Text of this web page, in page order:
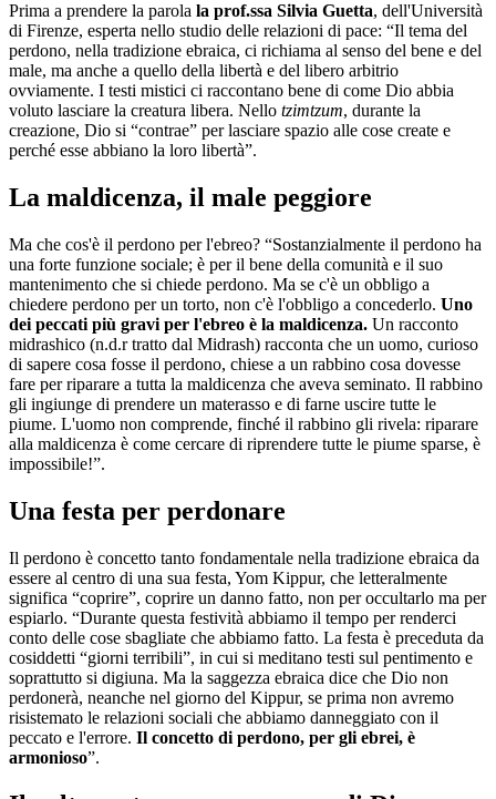
Prima a prendere la parola la prof.ssa Silvia Guetta, dell'Università
di Firenze, esperta nello studio delle relazioni di pace: “Il tema del
perdono, nella tradizione ebraica, ci richiama al senso del bene e del
male, ma anche a quello della libertà e del libero arbitrio
ovviamente. I testi mistici ci raccontano bene di come Dio abbia
voluto lasciare la creatura libera. Nello tzimtzum, durante la
creazione, Dio si “contrae” per lasciare spazio alle cose create e
perché esse abbiano la loro libertà”.
La maldicenza, il male peggiore
Ma che cos'è il perdono per l'ebreo? “Sostanzialmente il perdono ha
una forte funzione sociale; è per il bene della comunità e il suo
mantenimento che si chiede perdono. Ma se c'è un obbligo a
chiedere perdono per un torto, non c'è l'obbligo a concederlo. Uno
dei peccati più gravi per l'ebreo è la maldicenza. Un racconto
midrashico (n.d.r tratto dal Midrash) racconta che un uomo, curioso
di sapere cosa fosse il perdono, chiese a un rabbino cosa dovesse
fare per riparare a tutta la maldicenza che aveva seminato. Il rabbino
gli ingiunge di prendere un materasso e di farne uscire tutte le
piume. L'uomo non comprende, finché il rabbino gli rivela: riparare
alla maldicenza è come cercare di riprendere tutte le piume sparse, è
impossibile!”.
Una festa per perdonare
Il perdono è concetto tanto fondamentale nella tradizione ebraica da
essere al centro di una sua festa, Yom Kippur, che letteralmente
significa “coprire”, coprire un danno fatto, non per occultarlo ma per
espiarlo. “Durante questa festività abbiamo il tempo per renderci
conto delle cose sbagliate che abbiamo fatto. La festa è preceduta da
cosiddetti “giorni terribili”, in cui si meditano testi sul pentimento e
soprattutto si digiuna. Ma la saggezza ebraica dice che Dio non
perdonerà, neanche nel giorno del Kippur, se prima non avremo
risistemato le relazioni sociali che abbiamo danneggiato con il
peccato e l'errore. Il concetto di perdono, per gli ebrei, è
armonioso”.